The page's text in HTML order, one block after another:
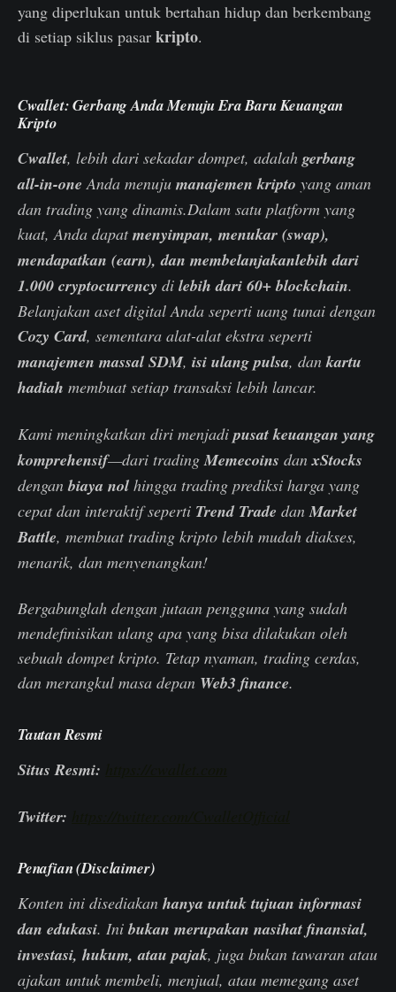
yang diperlukan untuk bertahan hidup dan berkembang
di setiap siklus pasar kripto.
Cwallet: Gerbang Anda Menuju Era Baru Keuangan
Kripto
Cwallet, lebih dari sekadar dompet, adalah gerbang
all-in-one Anda menuju manajemen kripto yang aman
dan trading yang dinamis.Dalam satu platform yang
kuat, Anda dapatmenyimpan, menukar (swap),
mendapatkan (earn), dan membelanjakanlebih dari
1.000 cryptocurrency di lebih dari 60+ blockchain.
Belanjakan aset digital Anda seperti uang tunai dengan
Cozy Card, sementara alat-alat ekstra seperti
manajemen massal SDM, isi ulang pulsa, dankartu
hadiah membuat setiap transaksi lebih lancar.
Kami meningkatkan diri menjadipusat keuangan yang
komprehensif—dari tradingMemecoins danxStocks
denganbiaya nol hingga trading prediksi harga yang
cepat dan interaktif seperti Trend Trade danMarket
Battle, membuat trading kripto lebih mudah diakses,
menarik, dan menyenangkan!
Bergabunglah dengan jutaan pengguna yang sudah
mendefinisikan ulang apa yang bisa dilakukan oleh
sebuah dompet kripto. Tetap nyaman, trading cerdas,
dan merangkul masa depan Web3 finance.
Tautan Resmi
Situs Resmi:
Twitter:
Penafian (Disclaimer)
Konten ini disediakan hanya untuk tujuan informasi
dan edukasi. Inibukan merupakan nasihat finansial,
investasi, hukum, atau pajak, juga bukan tawaran atau
ajakan untuk membeli, menjual, atau memegang aset